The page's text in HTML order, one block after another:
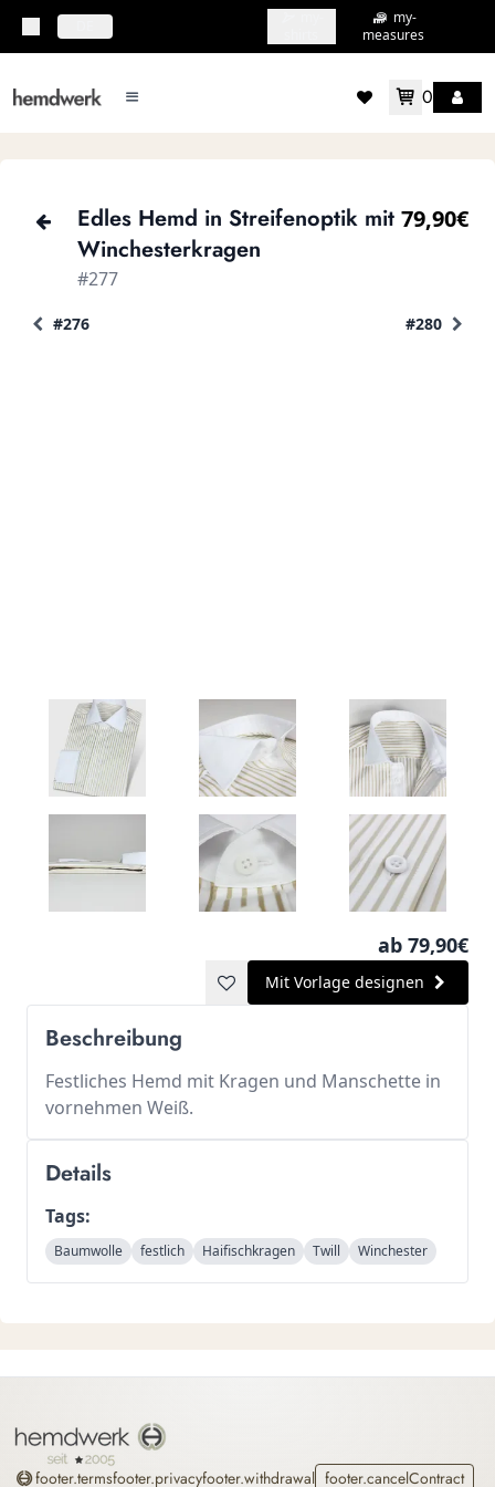
my-
measures
mainMenu.menu 0
Edles Hemd in Streifenoptik mit
Winchesterkragen
#277
79,90€
#276 #280
ab 79,90€
Mit Vorlage designen
Beschreibung
Festliches Hemd mit Kragen und Manschette in
vornehmen Weiß.
Details
Tags:
Baumwolle festlich Haifischkragen Twill Winchester
Home
footer.termsfooter.privacyfooter.withdrawal footer.cancelContract